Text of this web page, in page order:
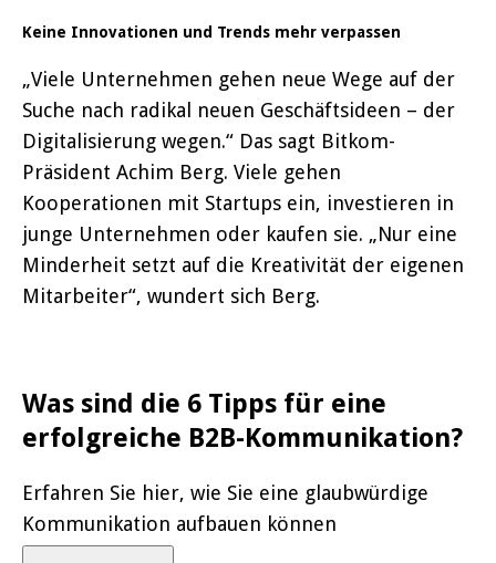
Keine Innovationen und Trends mehr verpassen
„Viele Unternehmen gehen neue Wege auf der
Suche nach radikal neuen Geschäftsideen – der
Digitalisierung wegen.“ Das sagt Bitkom-
Präsident Achim Berg. Viele gehen
Kooperationen mit Startups ein, investieren in
junge Unternehmen oder kaufen sie. „Nur eine
Minderheit setzt auf die Kreativität der eigenen
Mitarbeiter“, wundert sich Berg.
Was sind die 6 Tipps für eine
erfolgreiche B2B-Kommunikation?
Erfahren Sie hier, wie Sie eine glaubwürdige
Kommunikation aufbauen können